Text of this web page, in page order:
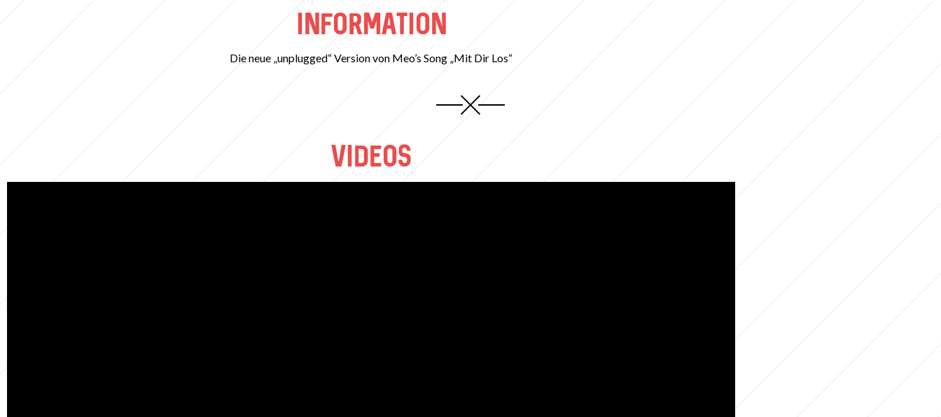
INFORMATION
Die neue „unplugged“ Version von Meo’s Song „Mit Dir Los“
VIDEOS